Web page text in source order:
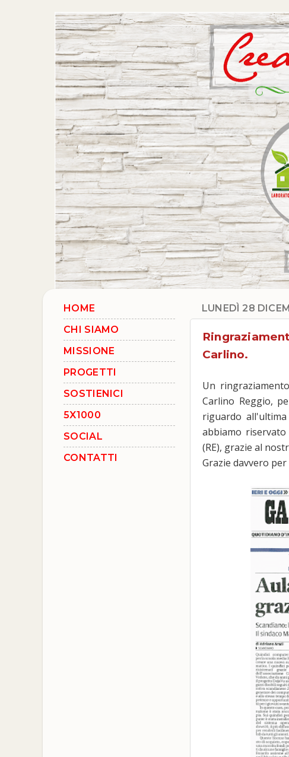
LUNEDÌ 28
Carlino.
Un
Carlino Reggio,
riguardo
abbiamo
(RE), grazie al
Grazie davvero
HOME
CHI SIAMO
MISSIONE
PROGETTI
SOSTIENICI
5X1000
SOCIAL
CONTATTI